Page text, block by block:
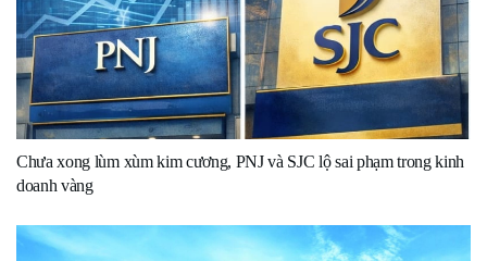
Chưa xong lùm xùm kim cương, PNJ và SJC lộ sai phạm trong kinh
doanh vàng